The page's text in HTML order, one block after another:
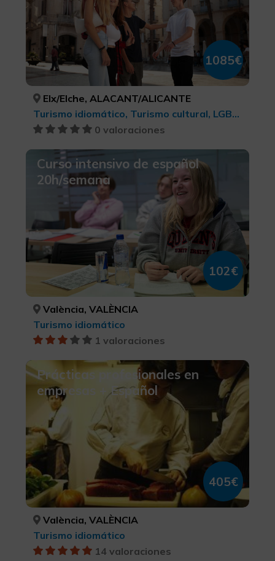
1085€
Elx/Elche, ALACANT/ALICANTE
Turismo idiomático, Turismo cultural, LGBTQ+, Ciudades
0 valoraciones
Curso intensivo de español
20h/semana
102€
València, VALÈNCIA
Turismo idiomático
1 valoraciones
Prácticas profesionales en
empresas + Español
405€
València, VALÈNCIA
Turismo idiomático
14 valoraciones